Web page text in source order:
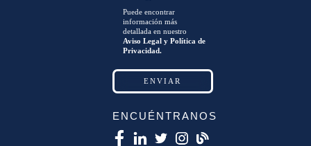
Puede encontrar
información más
detallada en nuestro
Aviso Legal y Política de
Privacidad.
ENCUÉNTRANOS